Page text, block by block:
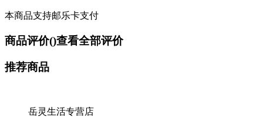
本商品支持邮乐卡支付
商品评价()查看全部评价
推荐商品
岳灵生活专营店